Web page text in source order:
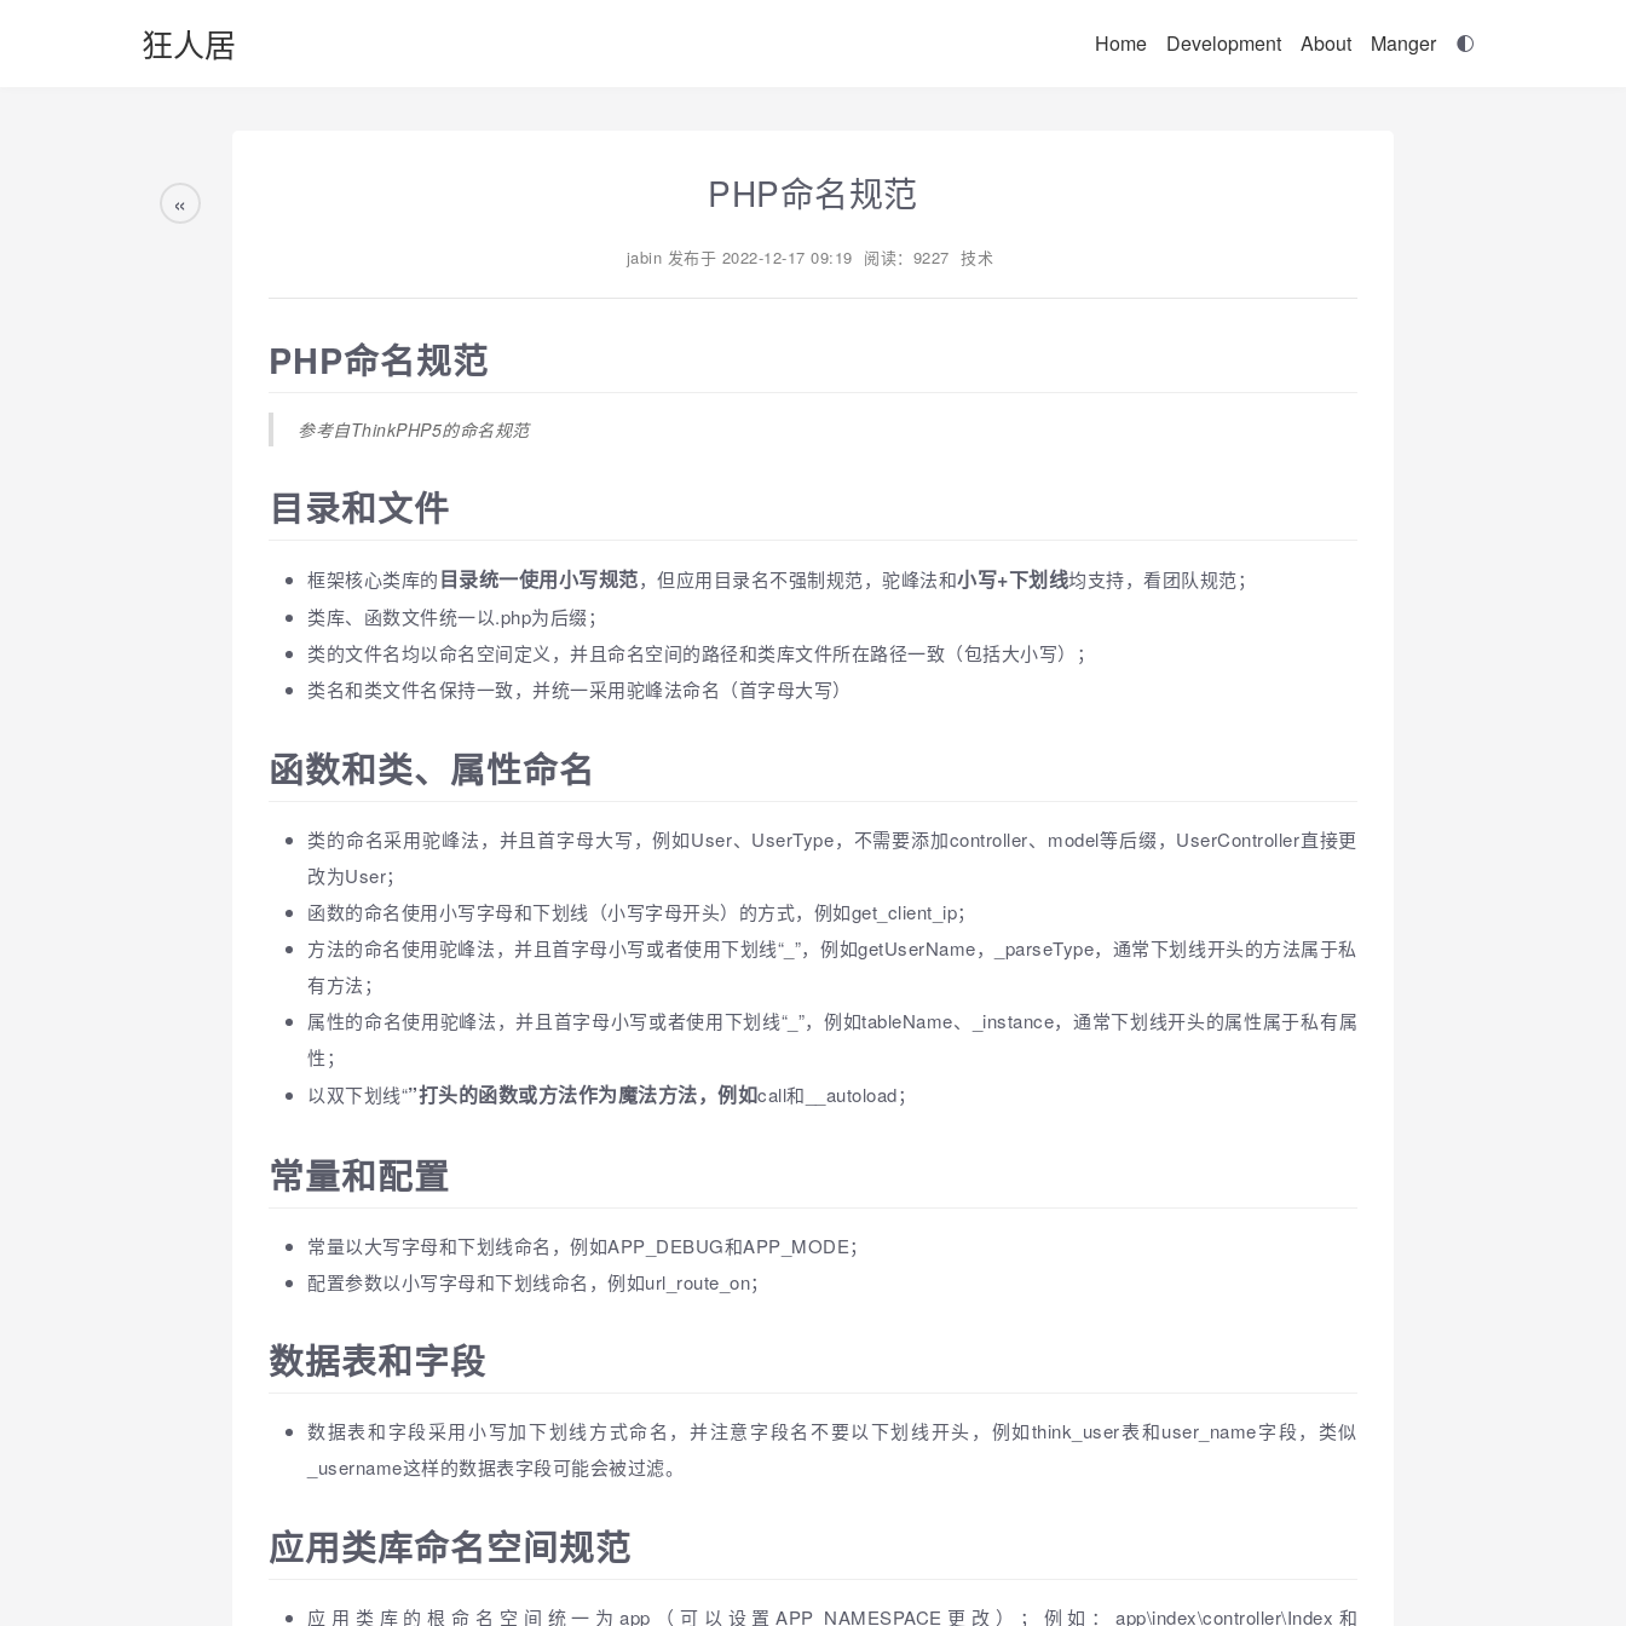
狂人居 Home Development About Manger
« PHP命名规范
jabin 发布于 2022-12-17 09:19 阅读：9227 技术
PHP命名规范
参考自ThinkPHP5的命名规范
目录和文件
框架核心类库的目录统一使用小写规范，但应用目录名不强制规范，驼峰法和小写+下划线均支持，看团队规范；
类库、函数文件统一以.php为后缀；
类的文件名均以命名空间定义，并且命名空间的路径和类库文件所在路径一致（包括大小写）；
类名和类文件名保持一致，并统一采用驼峰法命名（首字母大写）
函数和类、属性命名
类的命名采用驼峰法，并且首字母大写，例如User、UserType，不需要添加controller、model等后缀，UserController直接更
改为User；
函数的命名使用小写字母和下划线（小写字母开头）的方式，例如get_client_ip；
方法的命名使用驼峰法，并且首字母小写或者使用下划线“_”，例如getUserName，_parseType，通常下划线开头的方法属于私
有方法；
属性的命名使用驼峰法，并且首字母小写或者使用下划线“_”，例如tableName、_instance，通常下划线开头的属性属于私有属
性；
以双下划线“”打头的函数或方法作为魔法方法，例如call和__autoload；
常量和配置
常量以大写字母和下划线命名，例如APP_DEBUG和APP_MODE；
配置参数以小写字母和下划线命名，例如url_route_on；
数据表和字段
数据表和字段采用小写加下划线方式命名，并注意字段名不要以下划线开头，例如think_user表和user_name字段，类似
_username这样的数据表字段可能会被过滤。
应用类库命名空间规范
应用类库的根命名空间统一为app（可以设置APP_NAMESPACE更改）；例如：app\index\controller\Index和